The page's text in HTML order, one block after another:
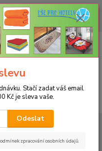
PRODUKTŮ ZA LEPŠÍ
ZDE
0ks
za0 Kč
s gumou - 190g/m2 - 45 barev
Stačí zadat váš email
Kč je sleva vaše.
Odeslat
zpracování osobních údajů.